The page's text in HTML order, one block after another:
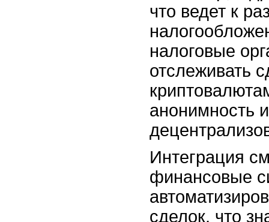
что ведет к
налоговые
отслеживать
анонимность и
Интеграция
финансовые
сделок, что